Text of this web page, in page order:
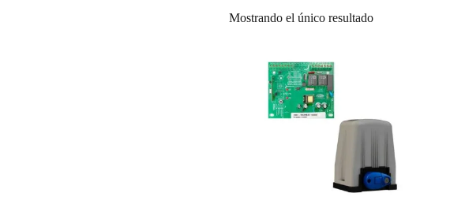
Mostrando el único resultado